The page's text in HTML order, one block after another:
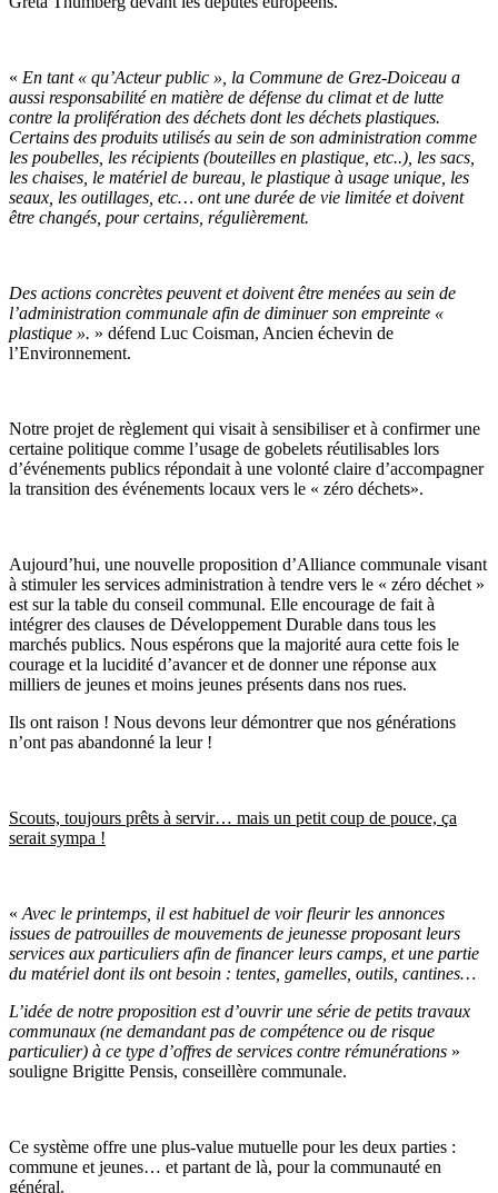
« En tant « qu’Acteur public », la Commune de Grez-Doiceau a
aussi responsabilité en matière de défense du climat et de lutte
contre la prolifération des déchets dont les déchets plastiques.
Certains des produits utilisés au sein de son administration comme
les poubelles, les récipients (bouteilles en plastique, etc..), les sacs,
les chaises, le matériel de bureau, le plastique à usage unique, les
seaux, les outillages, etc… ont une durée de vie limitée et doivent
être changés, pour certains, régulièrement.
Des actions concrètes peuvent et doivent être menées au sein de
l’administration communale afin de diminuer son empreinte «
plastique ». » défend Luc Coisman, Ancien échevin de
l’Environnement.
Notre projet de règlement qui visait à sensibiliser et à confirmer une
certaine politique comme l’usage de gobelets réutilisables lors
d’événements publics répondait à une volonté claire d’accompagner
la transition des événements locaux vers le « zéro déchets».
Aujourd’hui, une nouvelle proposition d’Alliance communale visant
à stimuler les services administration à tendre vers le « zéro déchet »
est sur la table du conseil communal. Elle encourage de fait à
intégrer des clauses de Développement Durable dans tous les
marchés publics. Nous espérons que la majorité aura cette fois le
courage et la lucidité d’avancer et de donner une réponse aux
milliers de jeunes et moins jeunes présents dans nos rues.
Ils ont raison ! Nous devons leur démontrer que nos générations
n’ont pas abandonné la leur !
Scouts, toujours prêts à servir… mais un petit coup de pouce, ça
serait sympa !
« Avec le printemps, il est habituel de voir fleurir les annonces
issues de patrouilles de mouvements de jeunesse proposant leurs
services aux particuliers afin de financer leurs camps, et une partie
du matériel dont ils ont besoin : tentes, gamelles, outils, cantines…
L’idée de notre proposition est d’ouvrir une série de petits travaux
communaux (ne demandant pas de compétence ou de risque
particulier) à ce type d’offres de services contre rémunérations »
souligne Brigitte Pensis, conseillère communale.
Ce système offre une plus-value mutuelle pour les deux parties :
commune et jeunes… et partant de là, pour la communauté en
général.